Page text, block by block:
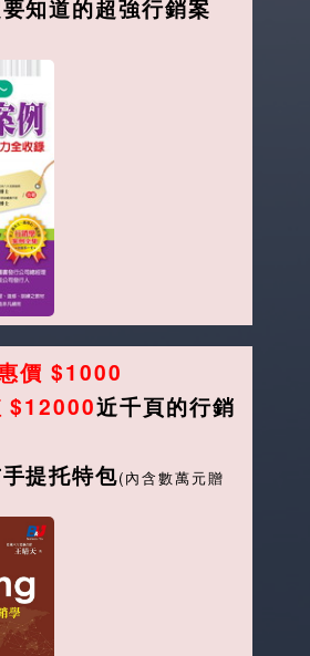
要知道的超強行銷案
價 $1000
$12000近千頁的行銷
提托特包(內含數萬元贈